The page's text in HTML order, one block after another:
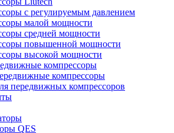
с регулируемым давлением
малой мощности
средней мощности
повышенной мощности
высокой мощности
компрессоры
компрессоры
передвижных компрессоров
QES